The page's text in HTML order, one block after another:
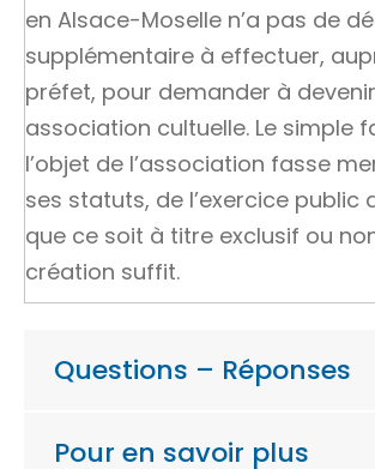
en Alsace-Moselle n’a pas de
supplémentaire à effectuer,
préfet, pour demander à
association cultuelle. Le simple
l’objet de l’association fasse
ses statuts, de l’exercice public
que ce soit à titre exclusif ou
création suffit.
Questions – Réponses
Pour en savoir plus